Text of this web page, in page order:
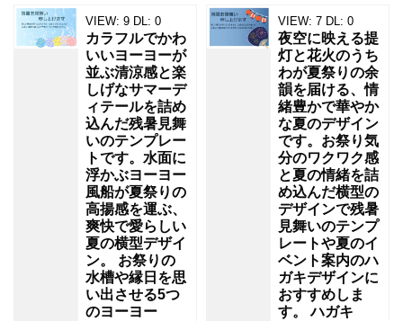
VIEW: 9 DL: 0
カラフルでかわ
いいヨーヨーが
並ぶ清涼感と楽
しげなサマーデ
ィテールを詰め
込んだ残暑見舞
いのテンプレー
トです。水面に
浮かぶヨーヨー
風船が夏祭りの
高揚感を運ぶ、
爽快で愛らしい
夏の横型デザイ
ン。 お祭りの
水槽や縁日を思
い出させる5つ
のヨーヨー
VIEW: 7 DL: 0
夜空に映える提
灯と花火のうち
わが夏祭りの余
韻を届ける、情
緒豊かで華やか
な夏のデザイン
です。お祭り気
分のワクワク感
と夏の情緒を詰
め込んだ横型の
デザインで残暑
見舞いのテンプ
レートや夏のイ
ベント案内のハ
ガキデザインに
おすすめしま
す。 ハガキ